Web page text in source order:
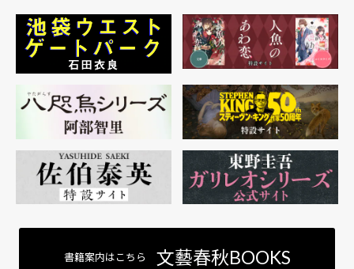
書籍案内はこちら 文藝春秋BOOKS